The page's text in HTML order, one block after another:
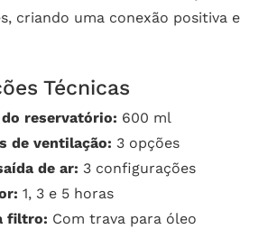
criando uma conexão positiva e
Técnicas
do reservatório: 600 ml
de ventilação: 3 opções
de ar: 3 configurações
1, 3 e 5 horas
filtro: Com trava para óleo